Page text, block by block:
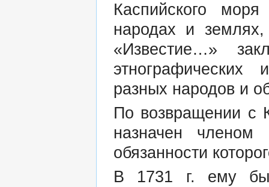
Каспийского
народах и
«Известие…»
этнографических
разных народов и
По возвращении с
назначен членом
обязанности
В 1731 г. ему